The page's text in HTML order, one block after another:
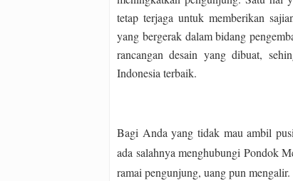
tetap terjaga untuk memberikan
yang bergerak dalam bidang
rancangan desain yang dibuat,
Indonesia terbaik.
Bagi Anda yang tidak mau ambil
ada salahnya menghubungi Pondok
ramai pengunjung, uang pun